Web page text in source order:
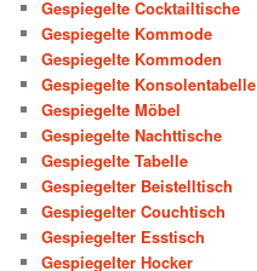
Gespiegelte Cocktailtische
Gespiegelte Kommode
Gespiegelte Kommoden
Gespiegelte Konsolentabelle
Gespiegelte Möbel
Gespiegelte Nachttische
Gespiegelte Tabelle
Gespiegelter Beistelltisch
Gespiegelter Couchtisch
Gespiegelter Esstisch
Gespiegelter Hocker